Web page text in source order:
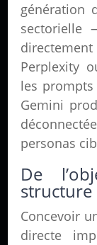
génération
sectorielle
Perplexity
les prompts
Gemini
personas
De
Concevoir
directe